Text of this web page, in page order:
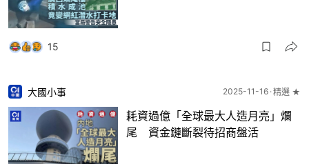
15
大國小事 2025-11-16 精選 ★
耗資過億「全球最大人造月亮」爛
尾 資金鏈斷裂待招商盤活